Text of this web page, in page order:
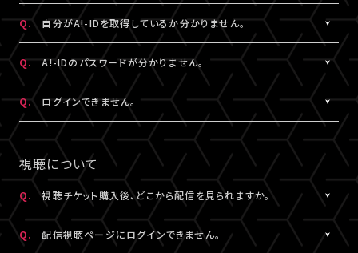
※A!-IDについては ［Q:A!-IDとは何ですか？］ をご参照ください。
・「A!SMART」でグッズを購入されたことがある場合は、その際に
登録されたメールアドレスがA!-IDとなります。
・A!-IDが必要なファンクラブ会員の場合、そちらで登録・連携され
たメールアドレスがA!-IDとなります。
・A!-ID（メールアドレス）をお持ちでない方は、LIVESHIP会員登録
の過程で取得していただけます。
・お持ちのメールアドレスのA!-ID取得有無は、
より確認する
ことができます。
その他、A!-IDに関する詳細はこちらにてご確認ください。
ご入力いただいたメールアドレス宛に【@liveship.tokyo】ドメイ
ンから、認証コードをお知らせするメールを配信しております。
“迷惑メール”として自動振り分け・受信拒否されていないかご確
認ください。
※認証コードは発行より10分間有効です。
※未着の場合、改めて新規取得からお手続きください。
※複数回発行された場合は、一番新しい認証コードをご利用くだ
さい。
Q. 自分がA!-IDを取得しているか分かりません。
お持ちのメールアドレスのA!-ID取得有無は、こちら
より確認するこ
とができます。
※すでに「A!SMART」をご利用の方はA!-IDの取得が完了していま
す。ご利用のA!-ID（メールアドレス）とパスワードでログインくださ
い。
※A!-IDが必要なファンクラブ会員の場合、そちらで登録・連携され
たメールアドレスがA!-IDとなります。
Q. A!-IDのパスワードが分かりません。
パスワードをお忘れの場合は、こちら
よりパスワード再設定を行え
ます。
Q. ログインできません。
LIVESHIPにご登録のA!-ID（メールアドレス）とパスワードをご入
力ください。
※パスワードをお忘れの場合は、
こちら
よりパスワード再設定を行
えます。
▼以下もあわせてご確認ください。
1.ご登録のA!-ID（メールアドレス）とは別のメールアドレスをご利
視聴について
Q. 視聴チケット購入後、どこから配信を見られますか。
A.
LIVESHIPにてチケットを購入の場合、配信視聴ページにログイン
のうえ、ご視聴いただけます。
Q. 配信視聴ページにログインできません。